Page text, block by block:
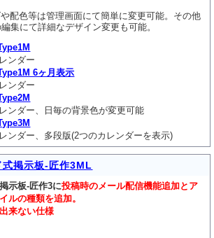
配色等は管理画面にて簡単に変更可能。その他
集にて詳細なデザイン変更も可能。
ンダー
6ヶ月表示
ンダー
ンダー、日毎の背景色が変更可能
ンダー、多段版(2つのカレンダーを表示)
掲示板-匠作3ML
示板-匠作3に投稿時のメール配信機能追加とア
ルの種類を追加。
来ない仕様